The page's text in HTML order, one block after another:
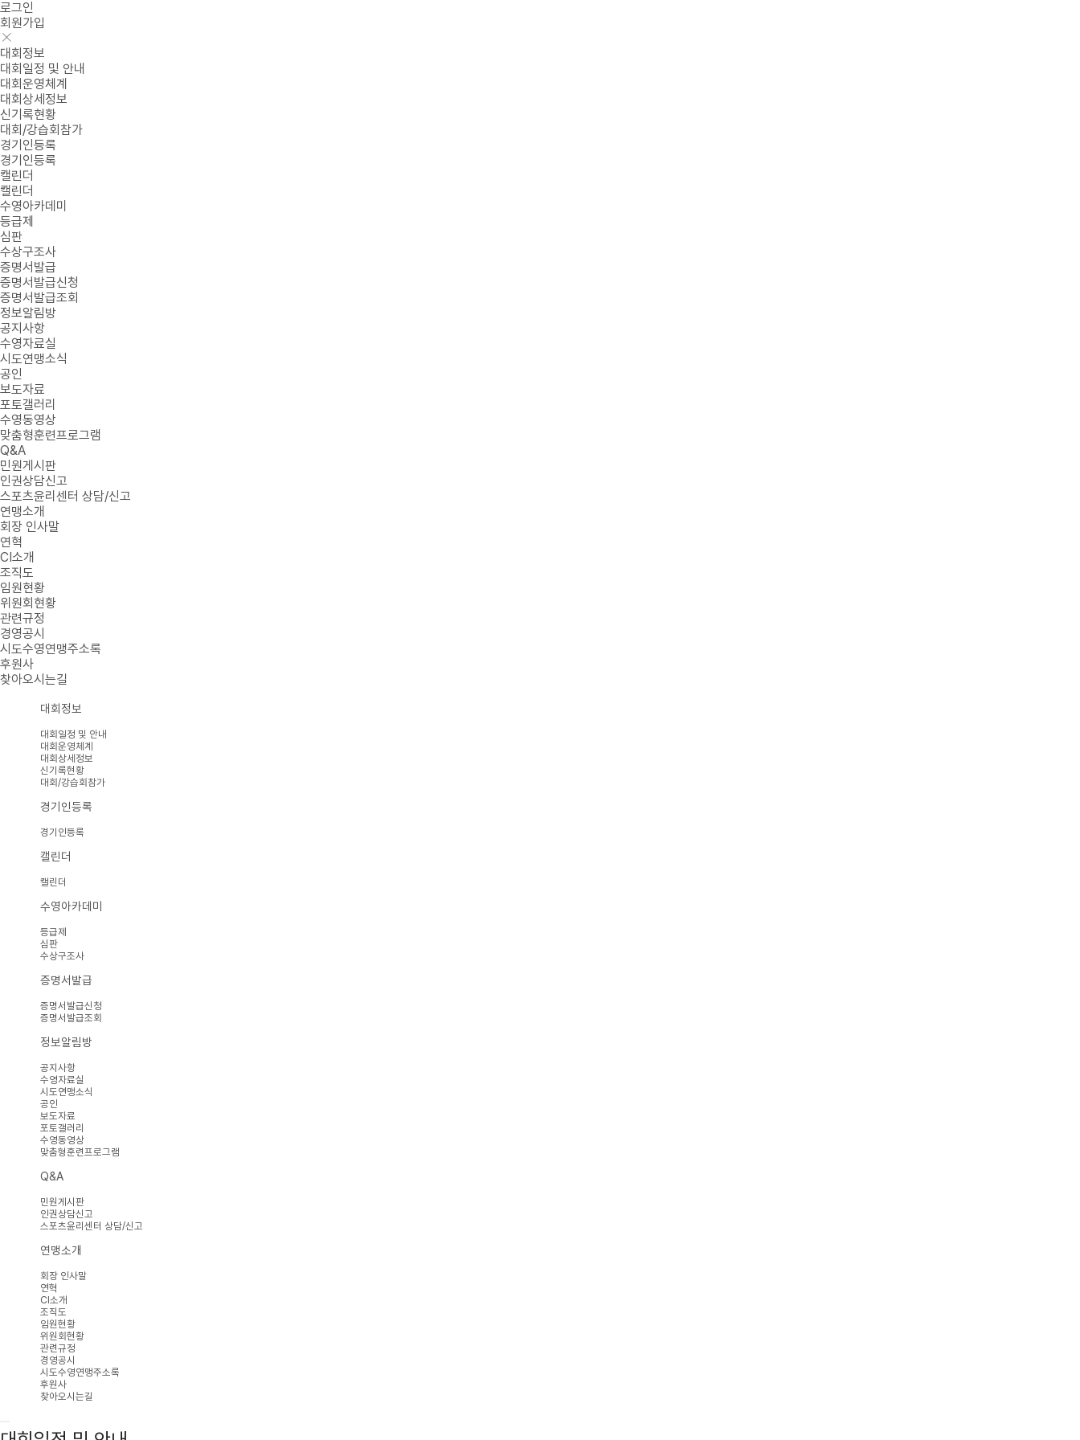
로그인
회원가입
대회정보
대회일정 및 안내
대회운영체계
대회상세정보
신기록현황
대회/강습회참가
경기인등록
경기인등록
캘린더
캘린더
수영아카데미
등급제
심판
수상구조사
증명서발급
증명서발급신청
증명서발급조회
정보알림방
공지사항
수영자료실
시도연맹소식
공인
보도자료
포토갤러리
수영동영상
맞춤형훈련프로그램
Q&A
민원게시판
인권상담신고
스포츠윤리센터 상담/신고
연맹소개
회장 인사말
연혁
CI소개
조직도
임원현황
위원회현황
관련규정
경영공시
시도수영연맹주소록
후원사
찾아오시는길
대회정보
대회일정 및 안내
대회운영체계
대회상세정보
신기록현황
대회/강습회참가
경기인등록
경기인등록
캘린더
캘린더
수영아카데미
등급제
심판
수상구조사
증명서발급
증명서발급신청
증명서발급조회
정보알림방
공지사항
수영자료실
시도연맹소식
공인
보도자료
포토갤러리
수영동영상
맞춤형훈련프로그램
Q&A
민원게시판
인권상담신고
스포츠윤리센터 상담/신고
연맹소개
회장 인사말
연혁
CI소개
조직도
임원현황
위원회현황
관련규정
경영공시
시도수영연맹주소록
후원사
찾아오시는길